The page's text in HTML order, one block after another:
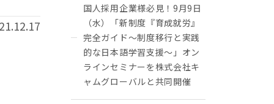
国人採用企業様必見！9月9日
（水）「新制度『育成就労』
完全ガイド～制度移行と実践
的な日本語学習支援～」オン
ラインセミナーを株式会社キ
ャムグローバルと共同開催